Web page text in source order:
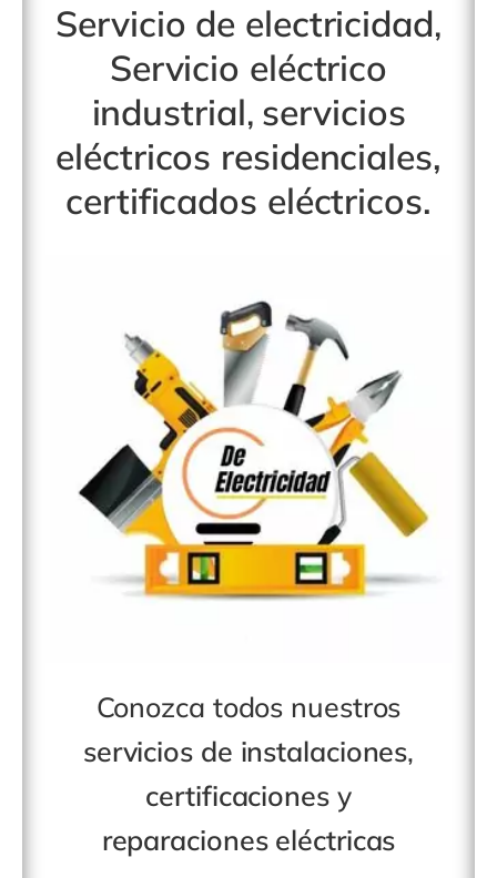
Servicio de electricidad,
Servicio eléctrico
industrial, servicios
eléctricos residenciales,
certificados eléctricos.
Conozca todos nuestros
servicios de instalaciones,
certificacionesy
reparaciones eléctricas